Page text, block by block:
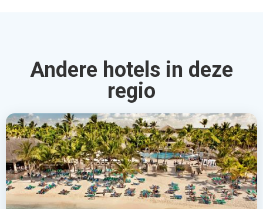
Andere hotels in deze
regio